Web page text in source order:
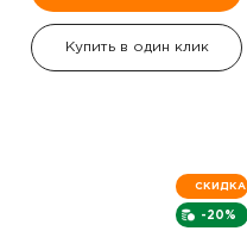
Купить в один клик
-20%
СКИДКА